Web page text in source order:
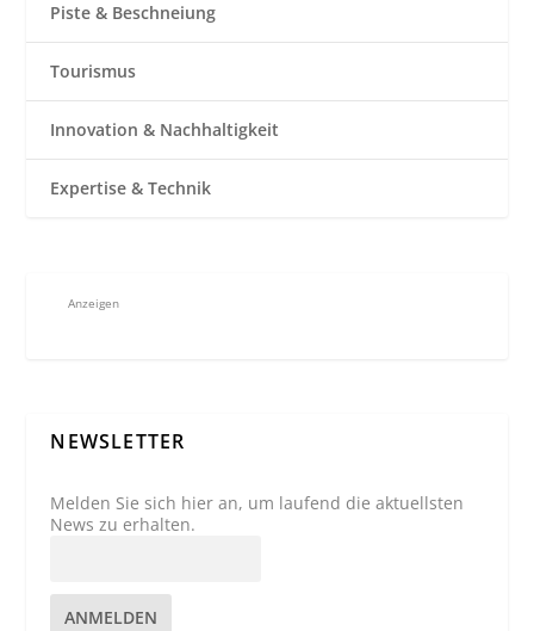
Piste & Beschneiung
Tourismus
Innovation & Nachhaltigkeit
Expertise & Technik
Anzeigen
NEWSLETTER
Melden Sie sich hier an, um laufend die aktuellsten
News zu erhalten.
ANMELDEN